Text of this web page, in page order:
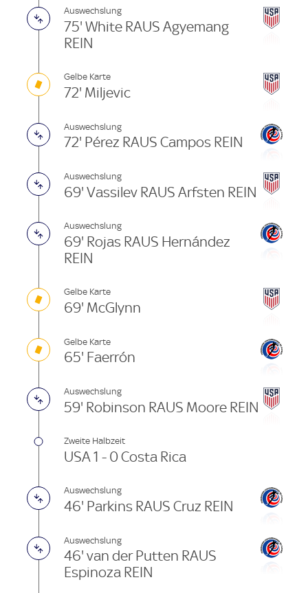
Auswechslung
75' White RAUS Agyemang
REIN
Gelbe Karte
72' Miljevic
Auswechslung
72' Pérez RAUS Campos REIN
Auswechslung
69' Vassilev RAUS Arfsten REIN
Auswechslung
69' Rojas RAUS Hernández
REIN
Gelbe Karte
69' McGlynn
Gelbe Karte
65' Faerrón
Auswechslung
59' Robinson RAUS Moore REIN
Zweite Halbzeit
USA 1 - 0 Costa Rica
Auswechslung
46' Parkins RAUS Cruz REIN
Auswechslung
46' van der Putten RAUS
Espinoza REIN